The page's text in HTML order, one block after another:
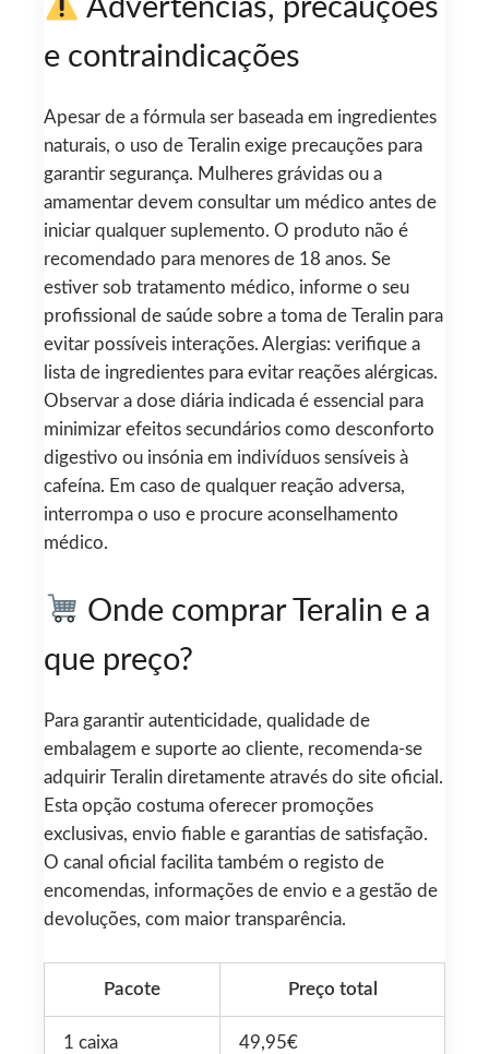
Advertências, precauções
e contraindicações
Apesar de a fórmula ser baseada em ingredientes
naturais, o uso de Teralin exige precauções para
garantir segurança. Mulheres grávidas ou a
amamentar devem consultar um médico antes de
iniciar qualquer suplemento. O produto não é
recomendado para menores de 18 anos. Se
estiver sob tratamento médico, informe o seu
profissional de saúde sobre a toma de Teralin para
evitar possíveis interações. Alergias: verifique a
lista de ingredientes para evitar reações alérgicas.
Observar a dose diária indicada é essencial para
minimizar efeitos secundários como desconforto
digestivo ou insónia em indivíduos sensíveis à
cafeína. Em caso de qualquer reação adversa,
interrompa o uso e procure aconselhamento
médico.
Onde comprar Teralin e a
que preço?
Para garantir autenticidade, qualidade de
embalagem e suporte ao cliente, recomenda-se
adquirir Teralin diretamente através do site oficial.
Esta opção costuma oferecer promoções
exclusivas, envio fiable e garantias de satisfação.
O canal oficial facilita também o registo de
encomendas, informações de envio e a gestão de
devoluções, com maior transparência.
Pacote Preço total
1 caixa 49,95€